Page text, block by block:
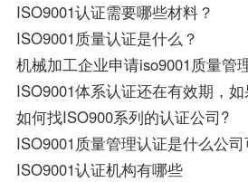
ISO9001认证需要哪些材料？
ISO9001质量认证是什么？
如何找ISO900系列的认证公司?
ISO9001质量管理认证是什么公
ISO9001认证机构有哪些